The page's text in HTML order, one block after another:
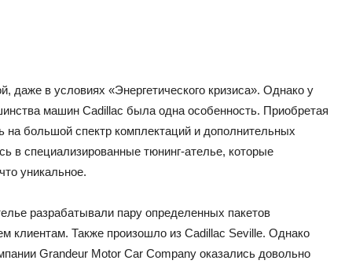
даже в условиях «Энергетического кризиса». Однако у
машин Cadillac была одна особенность. Приобретая
на большой спектр комплектаций и дополнительных
в специализированные тюнинг-ателье, которые
уникальное.
разрабатывали пару определенных пакетов
клиентам. Также произошло из Cadillac Seville. Однако
Grandeur Motor Car Company оказались довольно